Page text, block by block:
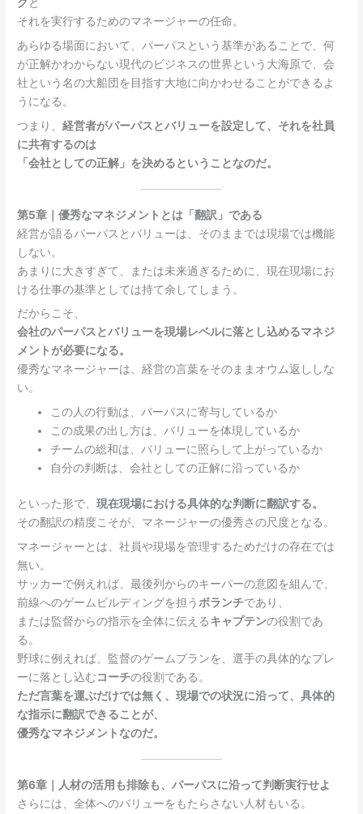
それを実行するためのマネージャーの任命。
あらゆる場面において、パーパスという基準があることで、何
が正解かわからない現代のビジネスの世界という大海原で、会
社という名の大船団を目指す大地に向かわせることができるよ
うになる。
つまり、経営者がパーパスとバリューを設定して、それを社員
に共有するのは
「会社としての正解」を決めるということなのだ。
第5章｜優秀なマネジメントとは「翻訳」である
経営が語るパーパスとバリューは、そのままでは現場では機能
しない。
あまりに大きすぎて、または未来過ぎるために、現在現場にお
ける仕事の基準としては持て余してしまう。
だからこそ、
会社のパーパスとバリューを現場レベルに落とし込めるマネジ
メントが必要になる。
優秀なマネージャーは、経営の言葉をそのままオウム返ししな
い。
この人の行動は、パーパスに寄与しているか
この成果の出し方は、バリューを体現しているか
チームの総和は、バリューに照らして上がっているか
自分の判断は、会社としての正解に沿っているか
といった形で、現在現場における具体的な判断に翻訳する。
その翻訳の精度こそが、マネージャーの優秀さの尺度となる。
マネージャーとは、社員や現場を管理するためだけの存在では
無い。
サッカーで例えれば、最後列からのキーパーの意図を組んで、
前線へのゲームビルディングを担う ボランチであり、
または監督からの指示を全体に伝えるキャプテンの役割であ
る。
野球に例えれば、監督のゲームプランを、選手の具体的なプレ
ーに落とし込むコーチの役割である。
ただ言葉を運ぶだけでは無く、現場での状況に沿って、具体的
な指示に翻訳できることが、
優秀なマネジメントなのだ。
第6章｜人材の活用も排除も、パーパスに沿って判断実行せよ
さらには、全体へのバリューをもたらさない人材もいる。